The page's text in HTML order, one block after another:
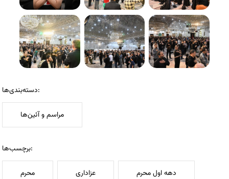
دسته‌بندی‌ها:
مراسم و آئین‌ها
برچسب‌ها:
محرم عزاداری دهه اول محرم